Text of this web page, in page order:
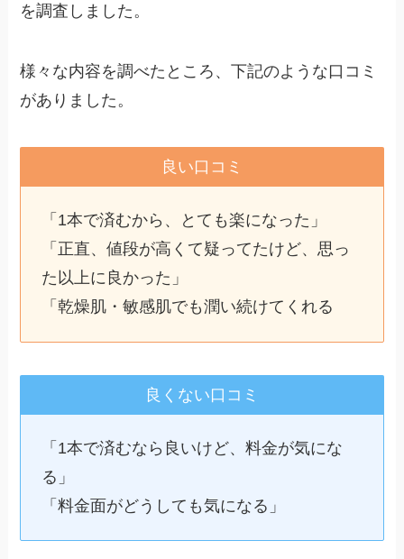
を調査しました。
様々な内容を調べたところ、下記のような口コミ
がありました。
良い口コミ
「1本で済むから、とても楽になった」
「正直、値段が高くて疑ってたけど、思っ
た以上に良かった」
「乾燥肌・敏感肌でも潤い続けてくれる
良くない口コミ
「1本で済むなら良いけど、料金が気にな
る」
「料金面がどうしても気になる」